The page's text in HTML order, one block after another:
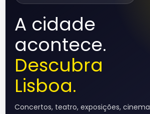
A cidade
acontece.
Descubra
Lisboa.
Concertos, teatro, exposições,